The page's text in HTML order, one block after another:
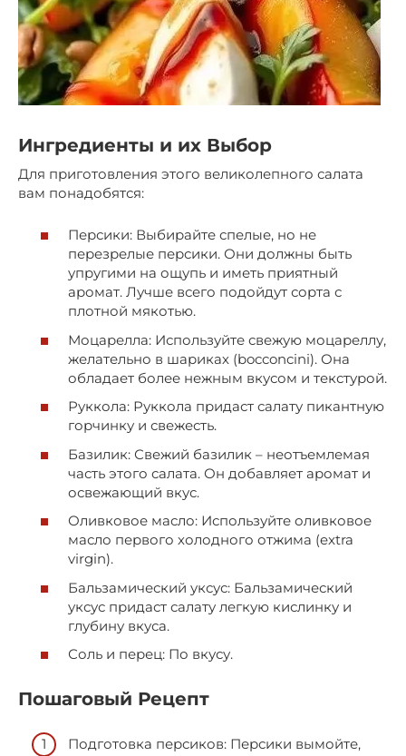
Ингредиенты и их Выбор
Для приготовления этого великолепного салата
вам понадобятся:
Персики: Выбирайте спелые, но не
перезрелые персики. Они должны быть
упругими на ощупь и иметь приятный
аромат. Лучше всего подойдут сорта с
плотной мякотью.
Моцарелла: Используйте свежую моцареллу,
желательно в шариках (bocconcini). Она
обладает более нежным вкусом и текстурой.
Руккола: Руккола придаст салату пикантную
горчинку и свежесть.
Базилик: Свежий базилик – неотъемлемая
часть этого салата. Он добавляет аромат и
освежающий вкус.
Оливковое масло: Используйте оливковое
масло первого холодного отжима (extra
virgin).
Бальзамический уксус: Бальзамический
уксус придаст салату легкую кислинку и
глубину вкуса.
Соль и перец: По вкусу.
Пошаговый Рецепт
Подготовка персиков: Персики вымойте,